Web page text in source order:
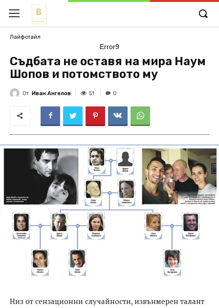
Лайфстайл
Error9
Съдбата не оставя на мира Наум
Шопов и потомството му
От Иван Ангелов 51 0
Низ от сензационни случайности, извънмерен талант